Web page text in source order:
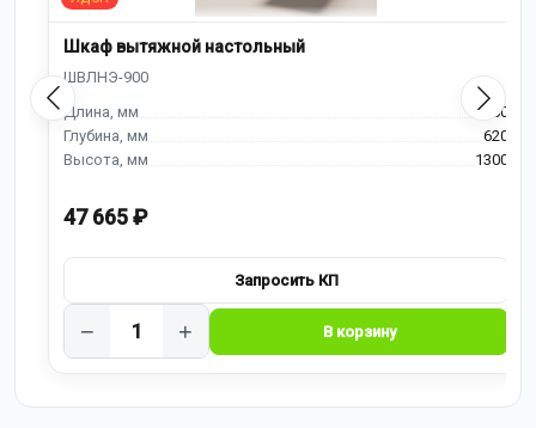
Шкаф вытяжной настольный
900
620
1300
47 665 ₽
− +